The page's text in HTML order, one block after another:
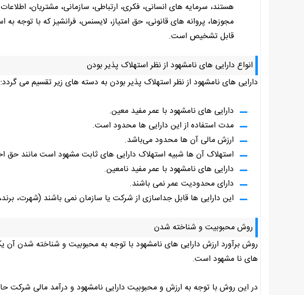
هستند، سرمایه های انسانی، فکری، ارتباطی، سازمانی، مشتریان،
مجوزها، پروانه های قانونی، حق امتیاز، لایسنس، فرانشیز که با توجه به
قابل تشخیص است.
انواع دارایی های نامشهود از نظر استهلاک پذیر بودن
دارایی های نامشهود از نظر استهلاک پذیر بودن به دسته های زیر تقسیم می گردد:
دارایی های نامشهود با عمر مفید معین.
مدت استفاده از این دارایی ها محدود است.
ارزش مالی آن ها محدود می‌باشد.
استهلاک آن ها شبیه استهلاک دارایی های ثابت مشهود است مانند حق
دارایی های نامشهود با عمر مفید نامعین.
دارای محدودیت عمر نمی باشند.
این دارایی ها قابل جداسازی از شرکت یا سازمان نمی باشند (شهرت،
روش محبوبیت و شناخته شدن
روش برآورد ارزش دارایی های نامشهود با توجه به محبوبیت و شناخته شدن آن
های نا مشهود است.
در این روش با توجه به ارزش و محبوبیت دارایی نامشهود و درآمد مالی شرکت